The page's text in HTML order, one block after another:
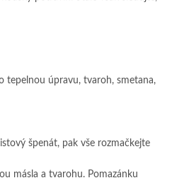
tepelnou úpravu, tvaroh, smetana,
špenát, pak vše rozmačkejte
másla a tvarohu. Pomazánku